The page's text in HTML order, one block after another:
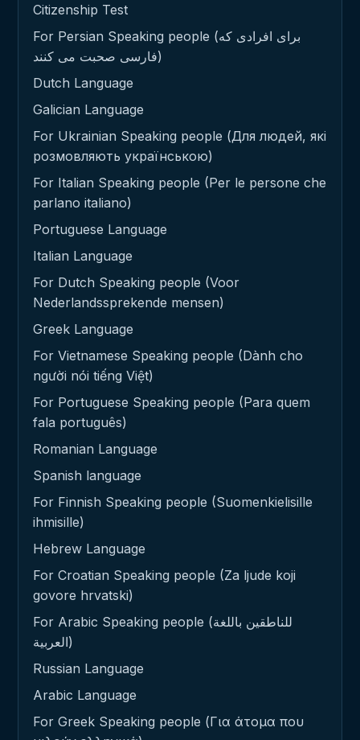
Citizenship Test
For Persian Speaking people (برای افرادی که
فارسی صحبت می کنند)
Dutch Language
Galician Language
For Ukrainian Speaking people (Для людей, які
розмовляють українською)
For Italian Speaking people (Per le persone che
parlano italiano)
Portuguese Language
Italian Language
For Dutch Speaking people (Voor
Nederlandssprekende mensen)
Greek Language
For Vietnamese Speaking people (Dành cho
người nói tiếng Việt)
For Portuguese Speaking people (Para quem
fala português)
Romanian Language
Spanish language
For Finnish Speaking people (Suomenkielisille
ihmisille)
Hebrew Language
For Croatian Speaking people (Za ljude koji
govore hrvatski)
For Arabic Speaking people (للناطقين باللغة
العربية)
Russian Language
Arabic Language
For Greek Speaking people (Για άτομα που